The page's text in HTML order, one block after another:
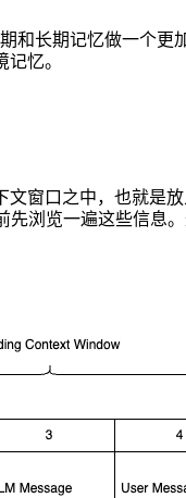
和长期记忆做一个更
忆。
窗口之中，也就是
先浏览一遍这些信息